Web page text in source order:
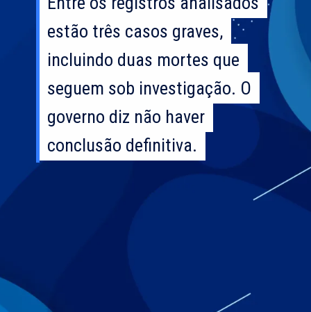
estão três casos graves,
incluindo duas mortes que
seguem sob investigação. O
governo diz não haver
conclusão definitiva.
estão três casos graves,
incluindo duas mortes que
seguem sob investigação. O
governo diz não haver
conclusão definitiva.